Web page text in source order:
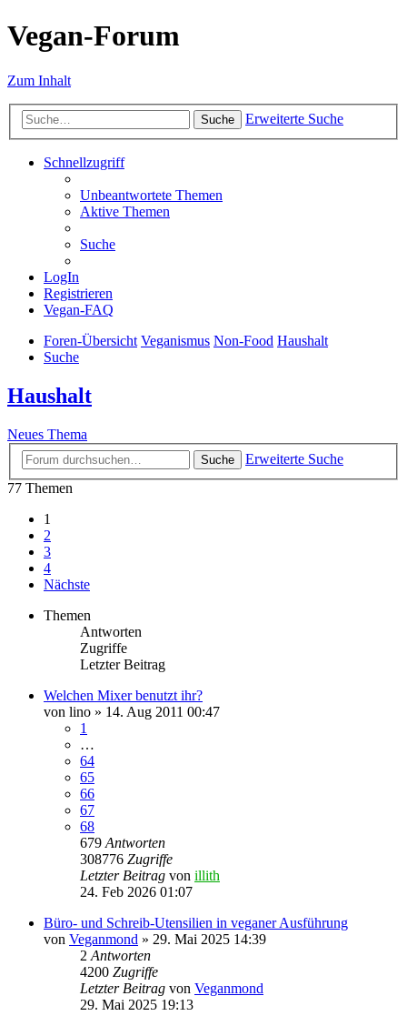
Vegan-Forum
Zum Inhalt
Suche Erweiterte Suche
Schnellzugriff
Unbeantwortete Themen
Aktive Themen
Suche
LogIn
Registrieren
Vegan-FAQ
Foren-Übersicht Veganismus Non-Food Haushalt
Suche
Haushalt
Neues Thema
Suche
Erweiterte Suche
77 Themen
1
2
3
4
Nächste
Themen
Antworten
Zugriffe
Letzter Beitrag
Welchen Mixer benutzt ihr?
von lino » 14. Aug 2011 00:47
1
…
64
65
66
67
68
679 Antworten
308776 Zugriffe
Letzter Beitrag von illith
24. Feb 2026 01:07
Büro- und Schreib-Utensilien in veganer Ausführung
von Veganmond » 29. Mai 2025 14:39
2 Antworten
4200 Zugriffe
Letzter Beitrag von Veganmond
29. Mai 2025 19:13